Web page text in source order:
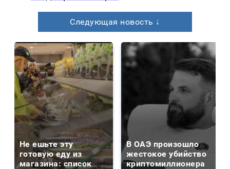
Следующая новость ↓
Не ешьте эту
готовую еду из
магазина: список
В ОАЭ произошло
жестокое убийство
криптомиллионера